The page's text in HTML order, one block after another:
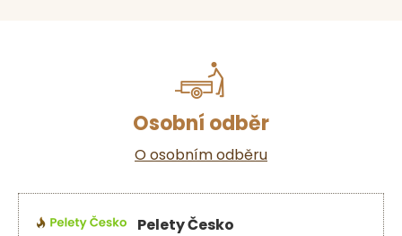
Osobní odběr
O osobním odběru
Pelety Česko